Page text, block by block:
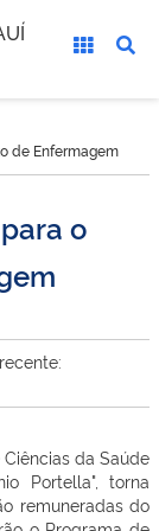
de Enfermagem
o
da Saúde
Portella", torna
remuneradas do